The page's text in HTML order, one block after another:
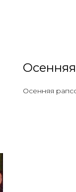
Осенняя